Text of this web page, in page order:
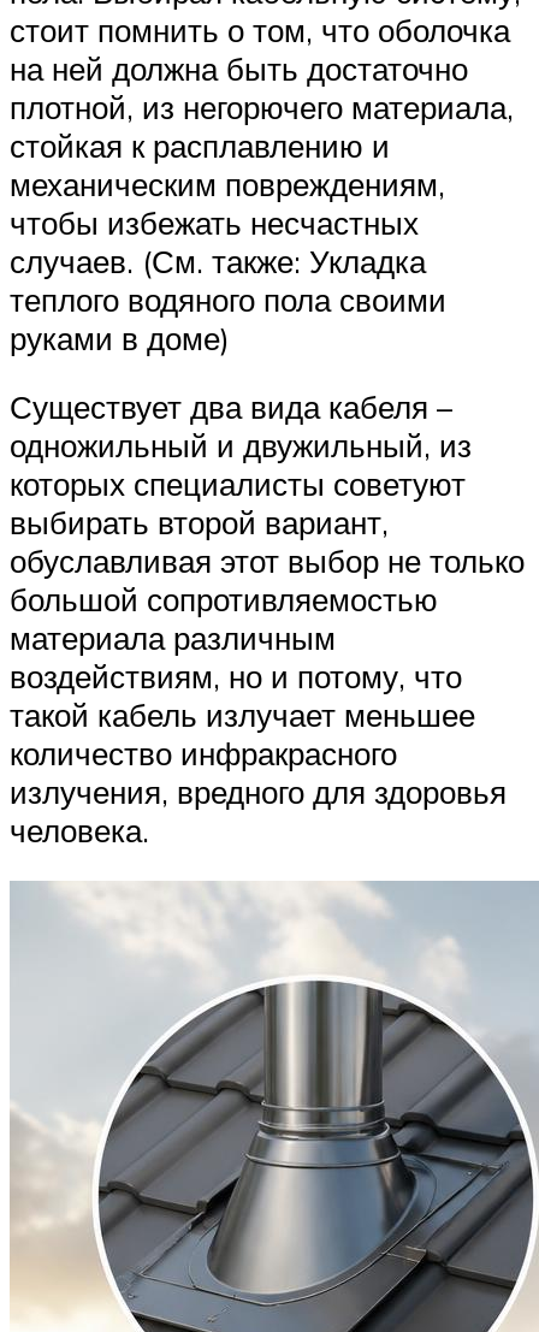
стоит помнить о том, что оболочка
на ней должна быть достаточно
плотной, из негорючего материала,
стойкая к расплавлению и
механическим повреждениям,
чтобы избежать несчастных
случаев. (См. также: Укладка
теплого водяного пола своими
руками в доме)
Существует два вида кабеля –
одножильный и двужильный, из
которых специалисты советуют
выбирать второй вариант,
обуславливая этот выбор не только
большой сопротивляемостью
материала различным
воздействиям, но и потому, что
такой кабель излучает меньшее
количество инфракрасного
излучения, вредного для здоровья
человека.